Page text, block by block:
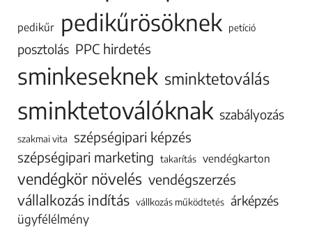
pedikűr pedikűrösöknek petíció
posztolás PPC hirdetés
sminkeseknek sminktetoválás
sminktetoválóknak szabályozás
szakmai vita
szépségipari képzés
szépségipari marketing takarítás vendégkarton
vendégkör növelés vendégszerzés
vállalkozás indítás vállkozás működtetés árképzés
ügyfélélmény